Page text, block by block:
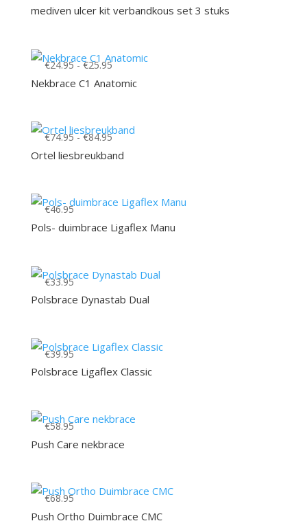
mediven ulcer kit verbandkous set 3 stuks
Nekbrace C1 Anatomic
€24.95 - €25.95Prijsklasse:
€24.95
Ortel liesbreukband
€74.95 - €84.95Prijsklasse:
€74.95
Pols- duimbrace Ligaflex Manu
€46.95
Polsbrace Dynastab Dual
€33.95
Polsbrace Ligaflex Classic
€39.95
Push Care nekbrace
€58.95
Push Ortho Duimbrace CMC
€68.95